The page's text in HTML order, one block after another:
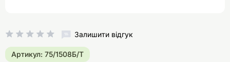
Залишити відгук
Артикул: 75/1508Б/Т